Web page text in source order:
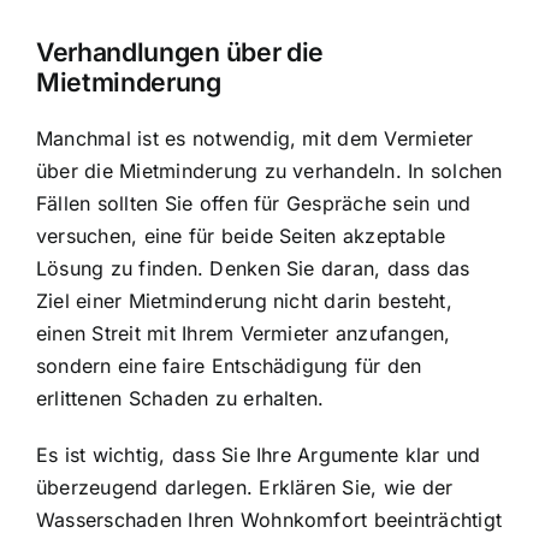
Verhandlungen über die
Mietminderung
Manchmal ist es notwendig, mit dem Vermieter
über die Mietminderung zu verhandeln. In solchen
Fällen sollten Sie offen für Gespräche sein und
versuchen, eine für beide Seiten akzeptable
Lösung zu finden. Denken Sie daran, dass das
Ziel einer Mietminderung nicht darin besteht,
einen Streit mit Ihrem Vermieter anzufangen,
sondern eine faire Entschädigung für den
erlittenen Schaden zu erhalten.
Es ist wichtig, dass Sie Ihre Argumente klar und
überzeugend darlegen. Erklären Sie, wie der
Wasserschaden Ihren Wohnkomfort beeinträchtigt